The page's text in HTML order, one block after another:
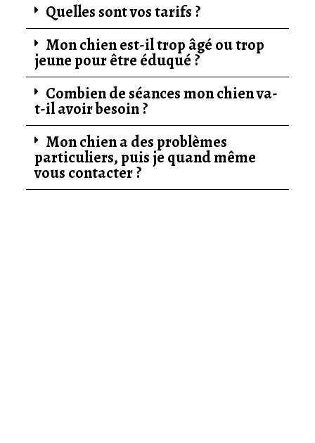
Quelles sont vos tarifs ?
Mon chien est-il trop âgé ou trop
jeune pour être éduqué ?
Combien de séances mon chien va-
t-il avoir besoin ?
Mon chien a des problèmes
particuliers, puis je quand même
vous contacter ?